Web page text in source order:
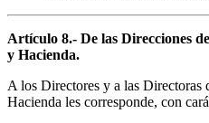
Artículo 8.- De las Direcciones
y Hacienda.
A los Directores y a las Directoras
Hacienda les corresponde, con